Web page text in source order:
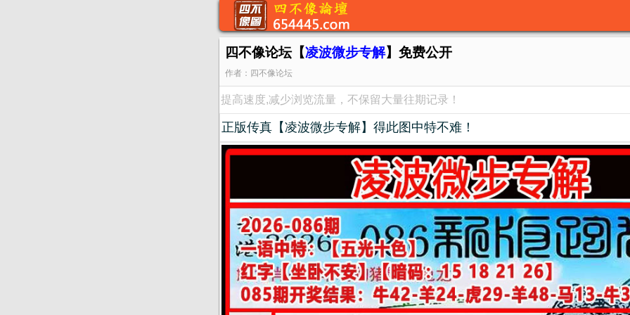
四不像论坛【凌波微步专解】免费公开
作者：四不像论坛
提高速度,减少浏览流量，不保留大量往期记录！
正版传真【凌波微步专解】得此图中特不难！